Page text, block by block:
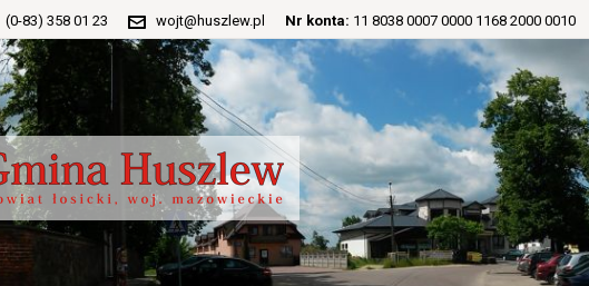
(0-83) 358 01 23 wojt@huszlew.pl Nr konta: 11 8038 0007 0000 1168 2000 0010